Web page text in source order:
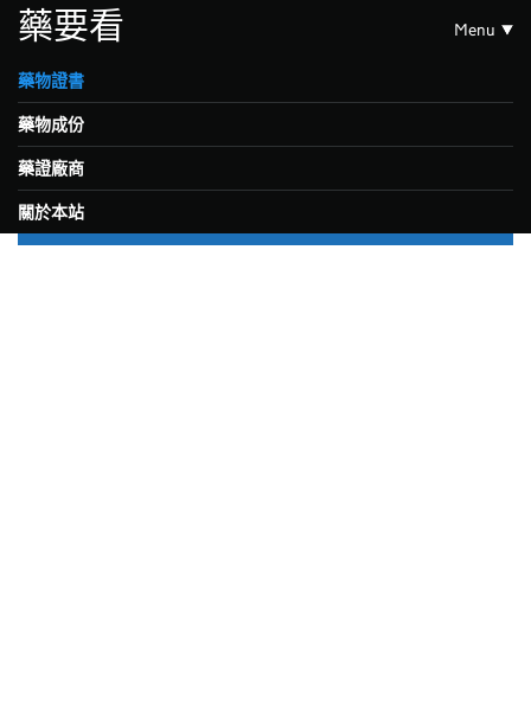
藥要看 Menu
藥物證書
藥物成份
藥證廠商
關於本站